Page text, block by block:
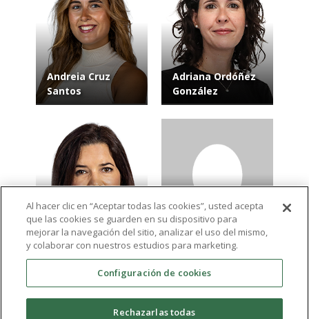
Andreia Cruz
Santos
Adriana Ordóñez
González
Isabel María
Martínez Alcalá
David Palazón
Palau
Al hacer clic en “Aceptar todas las cookies”, usted acepta
que las cookies se guarden en su dispositivo para
mejorar la navegación del sitio, analizar el uso del mismo,
y colaborar con nuestros estudios para marketing.
Configuración de cookies
Rechazarlas todas